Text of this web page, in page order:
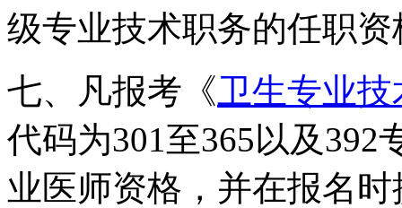
级专业技术职务的任职资
七、凡报考《卫生专业
代码为301至365以及
业医师资格，并在报名